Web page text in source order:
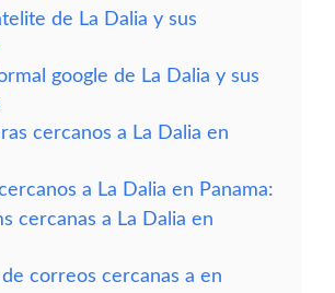
de La Dalia y sus
google de La Dalia y sus
cercanos a La Dalia en
a La Dalia en Panama:
cercanas a La Dalia en
correos cercanas a en